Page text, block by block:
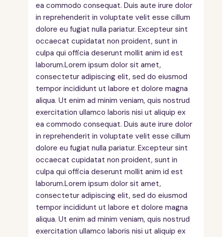
ea commodo consequat. Duis aute irure dolor
in reprehenderit in voluptate velit esse cillum
dolore eu fugiat nulla pariatur. Excepteur sint
occaecat cupidatat non proident, sunt in
culpa qui officia deserunt mollit anim id est
laborum.Lorem ipsum dolor sit amet,
consectetur adipiscing elit, sed do eiusmod
tempor incididunt ut labore et dolore magna
aliqua. Ut enim ad minim veniam, quis nostrud
exercitation ullamco laboris nisi ut aliquip ex
ea commodo consequat. Duis aute irure dolor
in reprehenderit in voluptate velit esse cillum
dolore eu fugiat nulla pariatur. Excepteur sint
occaecat cupidatat non proident, sunt in
culpa qui officia deserunt mollit anim id est
laborum.Lorem ipsum dolor sit amet,
consectetur adipiscing elit, sed do eiusmod
tempor incididunt ut labore et dolore magna
aliqua. Ut enim ad minim veniam, quis nostrud
exercitation ullamco laboris nisi ut aliquip ex